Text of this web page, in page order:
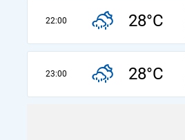
22:00 28°C
23:00 28°C